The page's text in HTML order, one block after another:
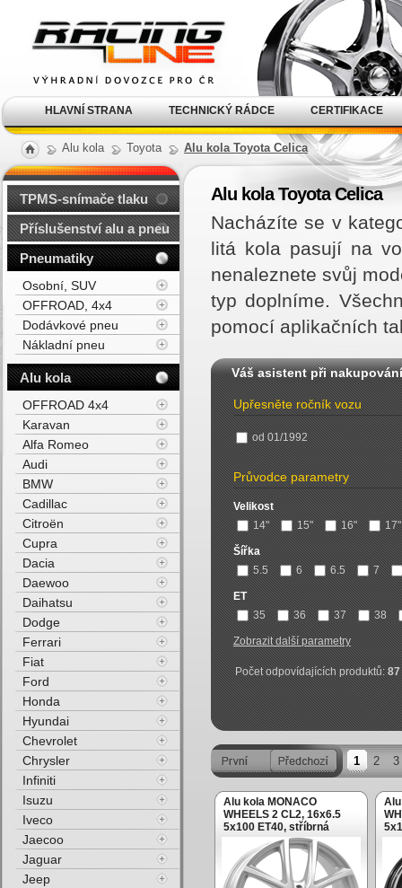
Alu kola Toyota Alu kola Toyota Celica
Alu kola Toyota Celica
Nacházíte se v
litá kola pasují na
nenaleznete svůj
typ doplníme.
pomocí aplikačních
Váš asistent při nakupování
Upřesněte ročník vozu
od 01/1992
Průvodce parametry
Velikost
14"
15" 16" 17"
Šířka
5.5
6 6.5 7
ET
35
36 37 38
Zobrazit další parametry
Počet odpovídajících produktů:87
1 2 3
Alu kola MONACO
WHEELS 2 CL2, 16x6.5
5x100 ET40, stříbrná
TPMS-snímače tlaku
Příslušenství alu a pneu
Pneumatiky
Osobní, SUV
OFFROAD, 4x4
Dodávkové pneu
Nákladní pneu
Alu kola
OFFROAD 4x4
Karavan
Alfa Romeo
Audi
BMW
Cadillac
Citroën
Cupra
Dacia
Daewoo
Daihatsu
Dodge
Ferrari
Fiat
Ford
Honda
Hyundai
Chevrolet
Chrysler
Infiniti
Isuzu
Iveco
Jaecoo
Jaguar
Jeep
kola Racing Line
HLAVNÍ STRANA TECHNICKÝ RÁDCE CERTIFIKACE